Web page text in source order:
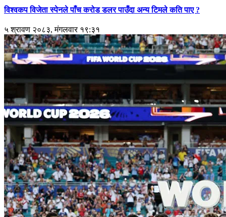
विश्वकप विजेता स्पेनले पाँच करोड डलर पाउँदा अन्य टिमले कति पाए ?
५ श्रावण २०८३, मंगलवार १९:३१